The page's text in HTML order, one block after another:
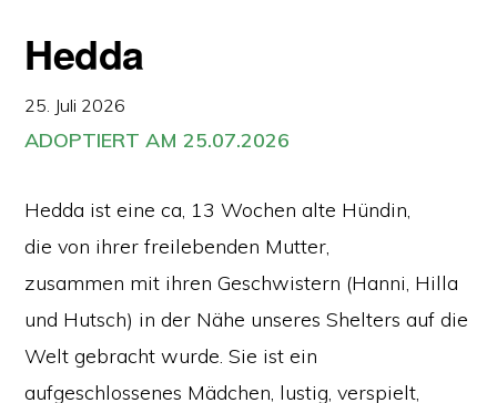
Hedda
25. Juli 2026
ADOPTIERT AM 25.07.2026
Hedda ist eine ca, 13 Wochen alte Hündin,
die von ihrer freilebenden Mutter,
zusammen mit ihren Geschwistern (Hanni, Hilla
und Hutsch) in der Nähe unseres Shelters auf die
Welt gebracht wurde. Sie ist ein
aufgeschlossenes Mädchen, lustig, verspielt,